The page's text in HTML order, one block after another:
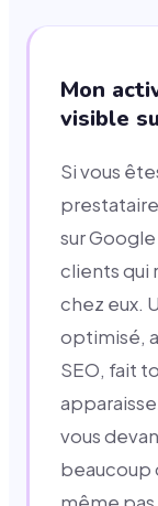
Mon
visible
Si vous
sur
clients qui
chez eux.
optimisé,
SEO, fait
vous
beaucoup